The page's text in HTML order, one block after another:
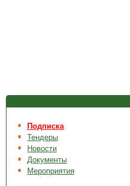
Подписка
Тендеры
Новости
Документы
Мероприятия